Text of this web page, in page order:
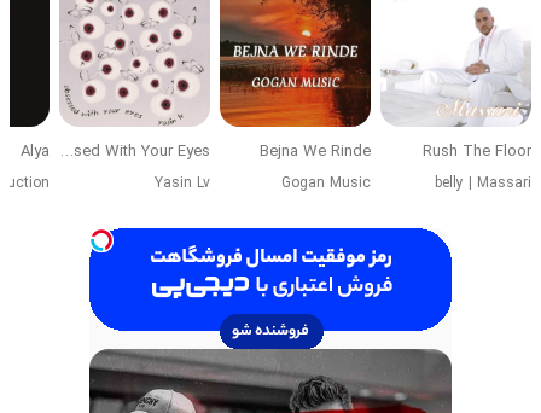
Rush The Floor
belly | Massari
Bejna We Rinde
Gogan Music
Obsessed With Your Eyes
Yasin Lv
Alya